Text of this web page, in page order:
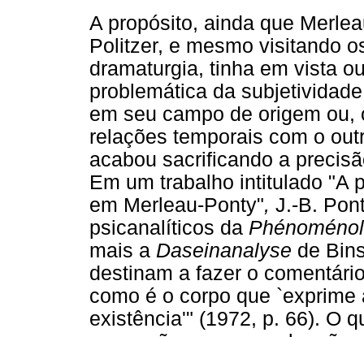
A propósito, ainda que
Politzer, e mesmo visitando
dramaturgia, tinha em vista
problemática da
em seu campo de origem
relações temporais com o
acabou sacrificando a
Em um trabalho intitulado "A
em Merleau-Ponty", J.-B.
psicanalíticos da
mais a Daseinanalyse de
destinam a fazer o
como é o corpo que
existência'" (1972, p. 66). O